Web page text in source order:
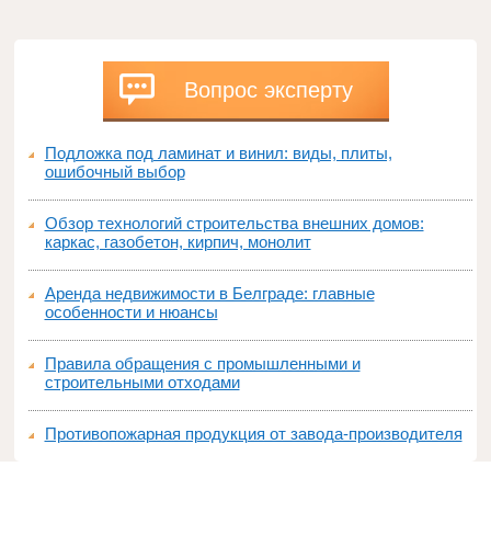
Вопрос эксперту
Подложка под ламинат и винил: виды, плиты,
ошибочный выбор
Обзор технологий строительства внешних домов:
каркас, газобетон, кирпич, монолит
Аренда недвижимости в Белграде: главные
особенности и нюансы
Правила обращения с промышленными и
строительными отходами
Противопожарная продукция от завода-производителя